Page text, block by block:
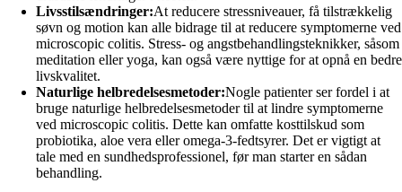
Livsstilsændringer:At reducere stressniveauer, få tilstrækkelig
søvn og motion kan alle bidrage til at reducere symptomerne ved
microscopic colitis. Stress- og angstbehandlingsteknikker, såsom
meditation eller yoga, kan også være nyttige for at opnå en bedre
livskvalitet.
Naturlige helbredelsesmetoder:Nogle patienter ser fordel i at
bruge naturlige helbredelsesmetoder til at lindre symptomerne
ved microscopic colitis. Dette kan omfatte kosttilskud som
probiotika, aloe vera eller omega-3-fedtsyrer. Det er vigtigt at
tale med en sundhedsprofessionel, før man starter en sådan
behandling.